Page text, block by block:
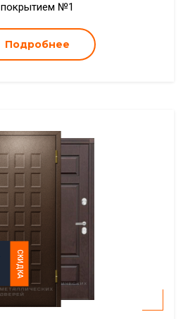
покрытием №1
Подробнее
СКИДКА